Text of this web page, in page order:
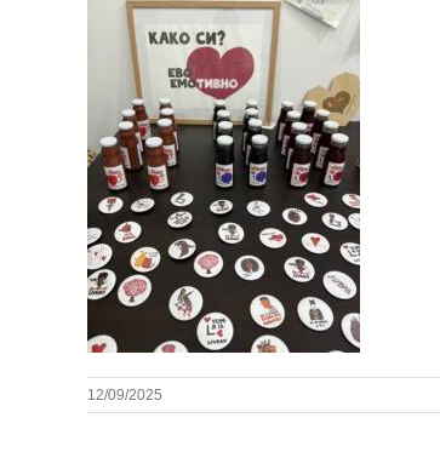
12/09/2025